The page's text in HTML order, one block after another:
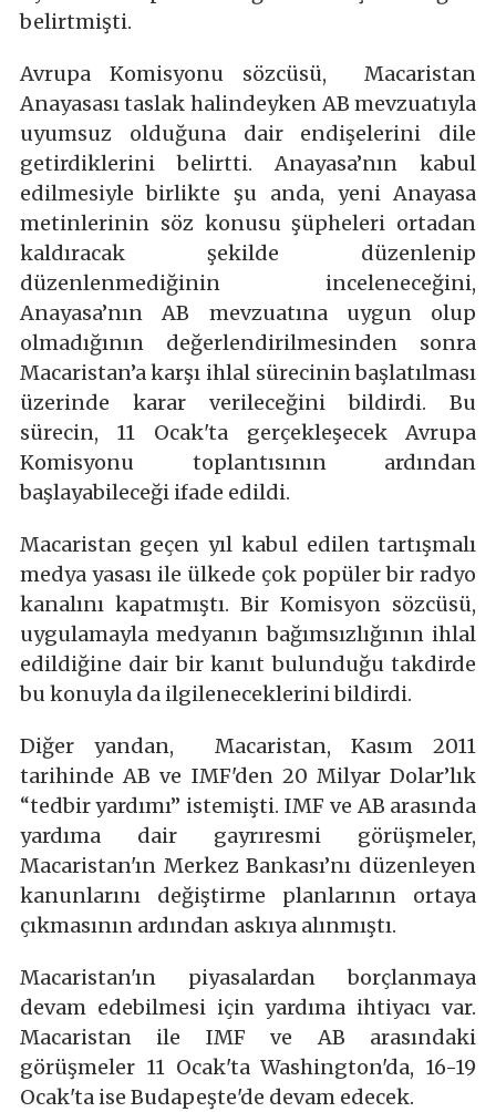
belirtmişti.
Avrupa Komisyonu sözcüsü, Macaristan
Anayasası taslak halindeyken AB mevzuatıyla
uyumsuz olduğuna dair endişelerini dile
getirdiklerini belirtti. Anayasa’nın kabul
edilmesiyle birlikte şu anda, yeni Anayasa
metinlerinin söz konusu şüpheleri ortadan
kaldıracak şekilde düzenlenip
düzenlenmediğinin inceleneceğini,
Anayasa’nın AB mevzuatına uygun olup
olmadığının değerlendirilmesinden sonra
Macaristan’a karşı ihlal sürecinin başlatılması
üzerinde karar verileceğini bildirdi. Bu
sürecin, 11 Ocak'ta gerçekleşecek Avrupa
Komisyonu toplantısının ardından
başlayabileceği ifade edildi.
Macaristan geçen yıl kabul edilen tartışmalı
medya yasası ile ülkede çok popüler bir radyo
kanalını kapatmıştı. Bir Komisyon sözcüsü,
uygulamayla medyanın bağımsızlığının ihlal
edildiğine dair bir kanıt bulunduğu takdirde
bu konuyla da ilgileneceklerini bildirdi.
Diğer yandan, Macaristan, Kasım 2011
tarihinde AB ve IMF'den 20 Milyar Dolar’lık
“tedbir yardımı” istemişti. IMF ve AB arasında
yardıma dair gayrıresmi görüşmeler,
Macaristan'ın Merkez Bankası’nı düzenleyen
kanunlarını değiştirme planlarının ortaya
çıkmasının ardından askıya alınmıştı.
Macaristan'ın piyasalardan borçlanmaya
devam edebilmesi için yardıma ihtiyacı var.
Macaristan ile IMF ve AB arasındaki
görüşmeler 11 Ocak'ta Washington'da, 16-19
Ocak'ta ise Budapeşte'de devam edecek.